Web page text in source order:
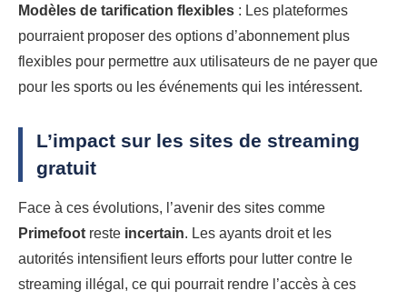
Modèles de tarification flexibles : Les plateformes
pourraient proposer des options d’abonnement plus
flexibles pour permettre aux utilisateurs de ne payer que
pour les sports ou les événements qui les intéressent.
L’impact sur les sites de streaming
gratuit
Face à ces évolutions, l’avenir des sites comme
Primefoot reste incertain. Les ayants droit et les
autorités intensifient leurs efforts pour lutter contre le
streaming illégal, ce qui pourrait rendre l’accès à ces